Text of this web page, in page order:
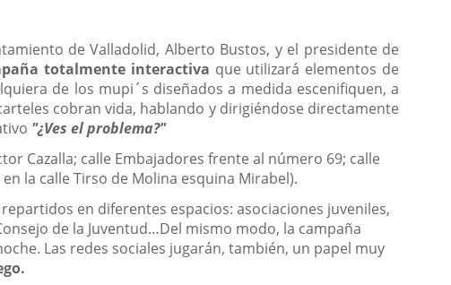
de Valladolid, Alberto Bustos, y el presidente de
totalmente interactiva que utilizará elementos de
de los mupi´s diseñados a medida escenifiquen, a
cobran vida, hablando y dirigiéndose directamente
"¿Ves el problema?"
Cazalla; calle Embajadores frente al número 69; calle
la calle Tirso de Molina esquina Mirabel).
repartidos en diferentes espacios: asociaciones juveniles,
de la Juventud…Del mismo modo, la campaña
Las redes sociales jugarán, también, un papel muy